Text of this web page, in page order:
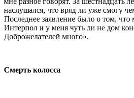
наслушался, что вряд ли уже смогу
Последнее заявление было о том, что
Интерпол и у меня чуть ли не дом
Доброжелателей много».
Смерть колосса